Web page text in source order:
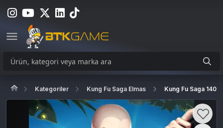
Kategoriler Kung Fu Saga Elmas Kung Fu Saga 1400